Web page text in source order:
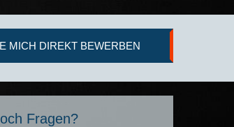
MICH DIREKT BEWERBEN
Fragen?